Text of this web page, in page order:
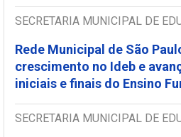
SECRETARIA MUNICIPAL DE
Rede Municipal de São
crescimento no Ideb e
iniciais e finais do Ensino
SECRETARIA MUNICIPAL DE